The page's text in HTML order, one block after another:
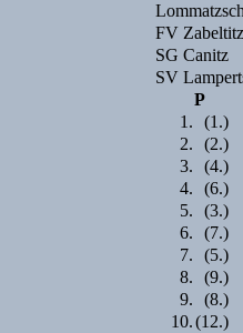
FV Zabeltitz
SG Canitz
SV
P
1.
(1.)
2.
(2.)
3.
(4.)
4.
(6.)
5.
(3.)
6.
(7.)
7.
(5.)
8.
(9.)
9.
(8.)
10.(12.)